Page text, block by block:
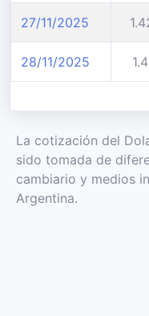
27/11/2025
28/11/2025
La cotización del
sido tomada de
cambiario y medios
Argentina.